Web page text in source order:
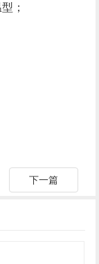
；
下一篇